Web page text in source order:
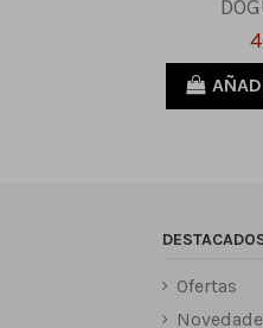
Ofertas